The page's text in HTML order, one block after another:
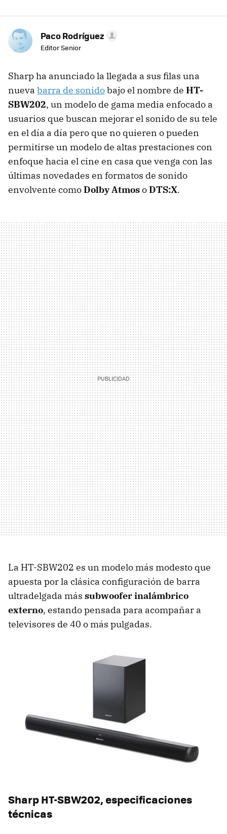
Paco Rodríguez
Editor Senior
Sharp ha anunciado la llegada a sus filas una
nueva barra de sonidobajo el nombre de HT-
SBW202, un modelo de gama media enfocado a
usuarios que buscan mejorar el sonido de su tele
en el día a día pero que no quieren o pueden
permitirse un modelo de altas prestaciones con
enfoque hacia el cine en casa que venga con las
últimas novedades en formatos de sonido
envolvente comoDolby AtmosoDTS:X.
La HT-SBW202 es un modelo más modesto que
apuesta por la clásica configuración de barra
ultradelgada más subwoofer inalámbrico
externo, estando pensada para acompañar a
televisores de 40 o más pulgadas.
Sharp HT-SBW202, especificaciones
técnicas